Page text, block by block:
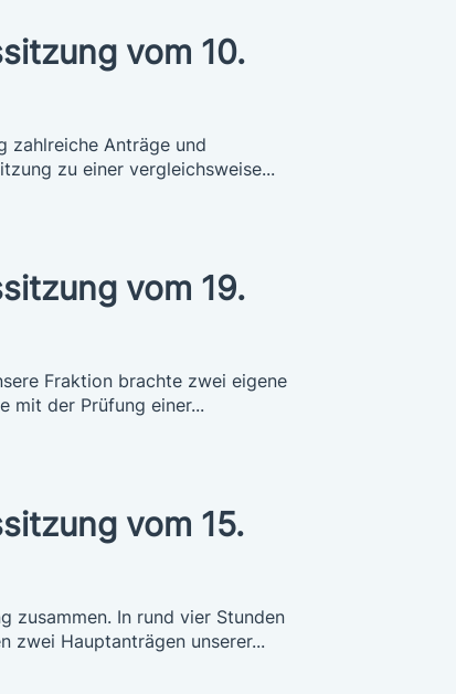
vom 10.
zahlreiche Anträge und
zu einer vergleichsweise...
vom 19.
Fraktion brachte zwei eigene
mit der Prüfung einer...
vom 15.
zusammen. In rund vier Stunden
zwei Hauptanträgen unserer...